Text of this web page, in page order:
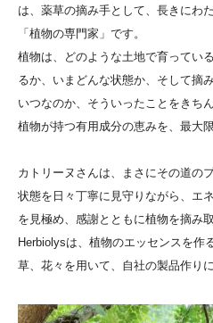
は、薬草の摘み手として、長きにわ
「植物の専門家」です。
植物は、どのような土地で育ってい
るか、いまどんな状態か、そして摘
いつなのか、そういったことをきち
植物が持つ有用成分の恵みを、最大
カトリーヌさんは、まさにその道の
状態を日々丁寧に見守りながら、エ
を見極め、感謝とともに植物を摘み
Herbiolysは、植物のエッセンスを作
草、花々を用いて、自社の製品作り